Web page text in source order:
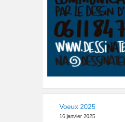
Voeux 2025
16 janvier 2025